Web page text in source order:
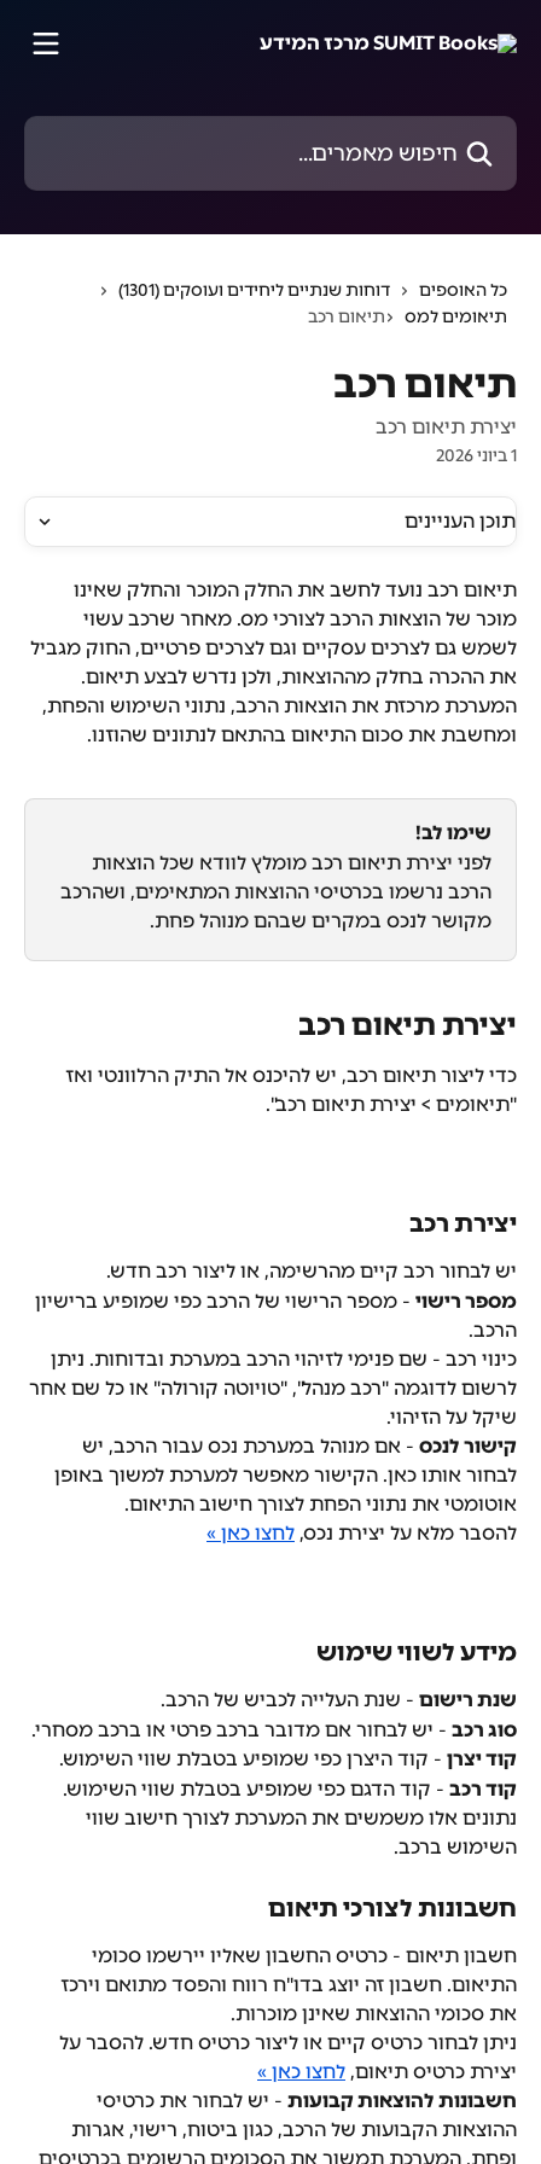
חיפוש מאמרים...
כל האוספים
דוחות שנתיים ליחידים ועוסקים (1301)
תיאומים למס
תיאום רכב
תיאום רכב
יצירת תיאום רכב
1 ביוני 2026
תוכן העניינים
תיאום רכב נועד לחשב את החלק המוכר והחלק שאינו
מוכר של הוצאות הרכב לצורכי מס. מאחר שרכב עשוי
לשמש גם לצרכים עסקיים וגם לצרכים פרטיים, החוק מגביל
את ההכרה בחלק מההוצאות, ולכן נדרש לבצע תיאום.
המערכת מרכזת את הוצאות הרכב, נתוני השימוש והפחת,
ומחשבת את סכום התיאום בהתאם לנתונים שהוזנו.
שימו לב!
לפני יצירת תיאום רכב מומלץ לוודא שכל הוצאות
הרכב נרשמו בכרטיסי ההוצאות המתאימים, ושהרכב
מקושר לנכס במקרים שבהם מנוהל פחת.
יצירת תיאום רכב
כדי ליצור תיאום רכב, יש להיכנס אל התיק הרלוונטי ואז
"תיאומים > יצירת תיאום רכב".
יצירת רכב
יש לבחור רכב קיים מהרשימה, או ליצור רכב חדש.
מספר רישוי - מספר הרישוי של הרכב כפי שמופיע ברישיון
הרכב.
כינוי רכב - שם פנימי לזיהוי הרכב במערכת ובדוחות. ניתן
לרשום לדוגמה "רכב מנהל", "טויוטה קורולה" או כל שם אחר
שיקל על הזיהוי.
קישור לנכס - אם מנוהל במערכת נכס עבור הרכב, יש
לבחור אותו כאן. הקישור מאפשר למערכת למשוך באופן
אוטומטי את נתוני הפחת לצורך חישוב התיאום.
להסבר מלא על יצירת נכס, לחצו כאן »
מידע לשווי שימוש
שנת רישום - שנת העלייה לכביש של הרכב.
סוג רכב - יש לבחור אם מדובר ברכב פרטי או ברכב מסחרי.
קוד יצרן - קוד היצרן כפי שמופיע בטבלת שווי השימוש.
קוד רכב - קוד הדגם כפי שמופיע בטבלת שווי השימוש.
נתונים אלו משמשים את המערכת לצורך חישוב שווי
השימוש ברכב.
חשבונות לצורכי תיאום
חשבון תיאום - כרטיס החשבון שאליו יירשמו סכומי
התיאום. חשבון זה יוצג בדו"ח רווח והפסד מתואם וירכז
את סכומי ההוצאות שאינן מוכרות.
ניתן לבחור כרטיס קיים או ליצור כרטיס חדש. להסבר על
יצירת כרטיס תיאום, לחצו כאן »
חשבונות להוצאות קבועות - יש לבחור את כרטיסי
ההוצאות הקבועות של הרכב, כגון ביטוח, רישוי, אגרות
ופחת. המערכת תמשוך את הסכומים הרשומים בכרטיסים